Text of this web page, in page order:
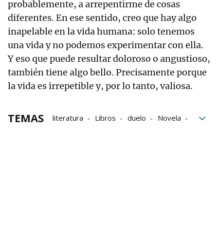
probablemente, a arrepentirme de cosas
diferentes. En ese sentido, creo que hay algo
inapelable en la vida humana: solo tenemos
una vida y no podemos experimentar con ella.
Y eso que puede resultar doloroso o angustioso,
también tiene algo bello. Precisamente porque
la vida es irrepetible y, por lo tanto, valiosa.
TEMAS literatura Libros duelo
Novela